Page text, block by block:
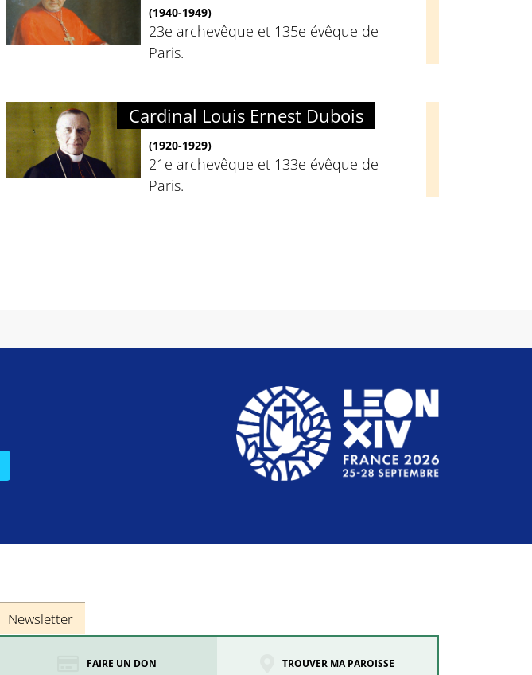
(1940-1949)
23e archevêque et 135e évêque de
Paris.
Cardinal Louis Ernest Dubois
(1920-1929)
21e archevêque et 133e évêque de
Paris.
Newsletter
FAIRE UN DON TROUVER MA PAROISSE